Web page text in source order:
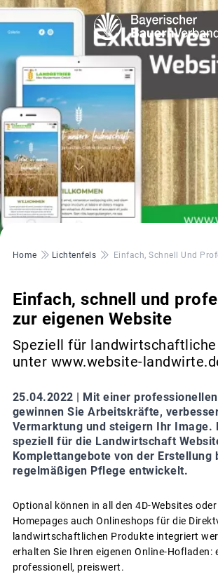
Pfadnavigation
Home Lichtenfels Einfach, Schnell Und
Einfach, schnell und
zur eigenen Website
Speziell für
unter www.website-
25.04.2022 | Mit einer
gewinnen Sie Arbeitskräfte,
Vermarktung und steigern Ihr Image.
speziell für die Landwirtschaft
Komplettangebote von der Erstellung
regelmäßigen Pflege entwickelt.
Optional können in all den 4D-Websites
Homepages auch Onlineshops für die
landwirtschaftlichen Produkte integriert
erhalten Sie Ihren eigenen Online-Hofladen:
professionell, preiswert.